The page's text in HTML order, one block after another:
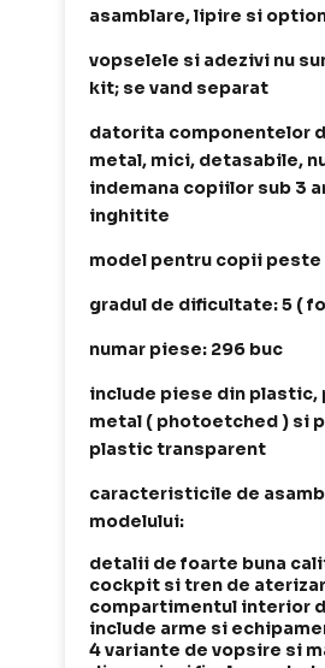
asamblare, lipire si
vopselele si adezivi nu
kit; se vand separat
datorita componentelor
metal, mici, detasabile,
indemana copiilor sub 3
inghitite
model pentru copii peste
gradul de dificultate: 5 (
numar piese: 296 buc
include piese din plastic,
metal ( photoetched ) si
plastic transparent
caracteristicile de
modelului:
detalii de foarte buna
cockpit si tren de
compartimentul interior
include arme si
4 variante de vopsire si